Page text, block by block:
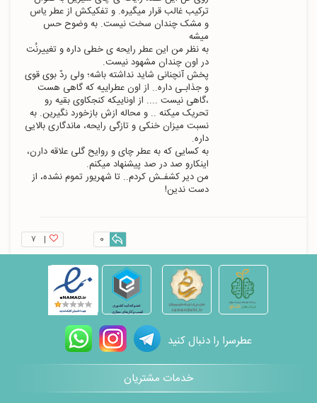
و مشک چندان سخت نیست. به وضوح حس
میشه
به نظر من این عطر رایحه ی خطی داره و تغییرنُت
پخش آنچنانی شاید نداشته باشه؛ ولی ردّ بوی قوی
و جذابـی داره.. از اون عطراییه که گاهی هست
،گاهی نیست .... از اوناییکه کنجکاوی بقیه رو
تحریک میکنه .. و محاله ازش بازخورد نگیرین. به
من دیر کشفـش کردم.. تا شهریور تموم نشده، از
دست ندین!
| ۷ 0
عطرسرا را دنبال کنید
خدمات مشتریان